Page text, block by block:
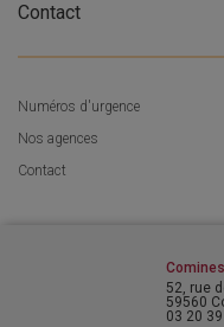
Contact
Numéros d'urgence
Nos agences
Contact
Comines
52, rue
59560
03 20